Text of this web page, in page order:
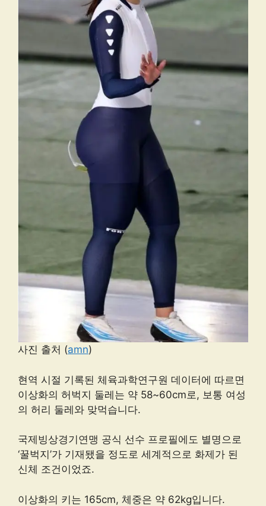
사진 출처 (amn)
현역 시절 기록된 체육과학연구원 데이터에 따르면
이상화의 허벅지 둘레는 약 58~60cm로, 보통 여성
의 허리 둘레와 맞먹습니다.
국제빙상경기연맹 공식 선수 프로필에도 별명으로
‘꿀벅지’가 기재됐을 정도로 세계적으로 화제가 된
신체 조건이었죠.
이상화의 키는 165cm, 체중은 약 62kg입니다.